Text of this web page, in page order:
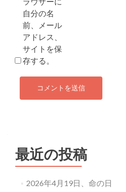
自分の名
前、メール
アドレス、
サイトを保
存する。
最近の投稿
2026年4月19日、命の日